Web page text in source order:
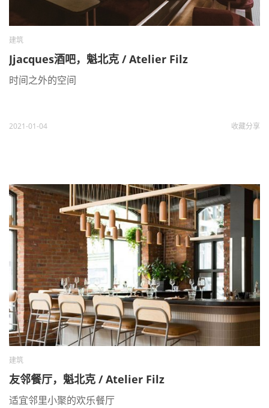
建筑
Jjacques酒吧，魁北克 / Atelier Filz
时间之外的空间
2021-01-04 收藏分享
建筑
友邻餐厅，魁北克 / Atelier Filz
适宜邻里小聚的欢乐餐厅